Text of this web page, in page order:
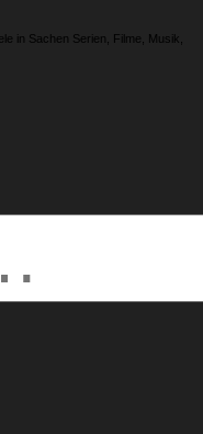
in Sachen Serien, Filme, Musik,